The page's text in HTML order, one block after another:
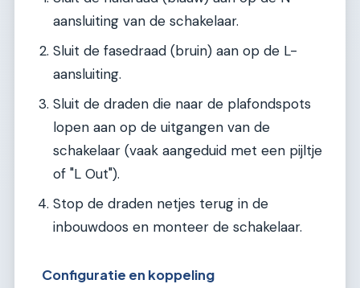
aansluiting van de schakelaar.
Sluit de fasedraad (bruin) aan op de L-
aansluiting.
Sluit de draden die naar de plafondspots
lopen aan op de uitgangen van de
schakelaar (vaak aangeduid met een pijltje
of "L Out").
Stop de draden netjes terug in de
inbouwdoos en monteer de schakelaar.
Configuratie en koppeling